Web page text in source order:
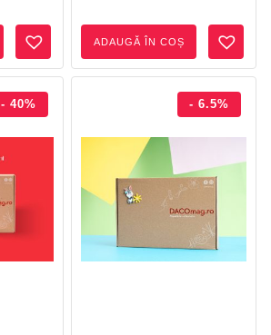
ADAUGĂ ÎN COȘ
- 40% - 6.5%